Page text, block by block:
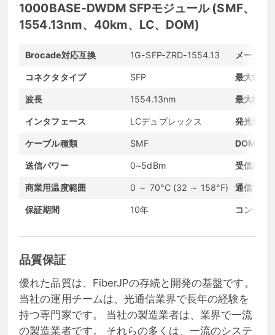
1000BASE-DWDM SFPモジュール (SMF、
1554.13nm、40km、LC、DOM)
Brocade対応互換 1G-SFP-ZRD-1554.13 メーカー
コネクタタイプ SFP 最大転送
波長 1554.13nm 最大転送
インタフェース LCデュプレックス 発光素子
ケーブル種類 SMF DOMサ
送信パワー 0~5dBm 受信感度
商業用温度範囲 0 ～ 70°C (32 ～ 158°F) 通信プロ
保証期間 10年 コンディ
品質保証
優れた品質は、FiberJPの存続と開発の基盤です。
当社の運用チームは、光通信業界で長年の経験を
持つ専門家です。 当社の製造業者は、業界で一流
の製造業者です。 それらの多くは、一流のシステ